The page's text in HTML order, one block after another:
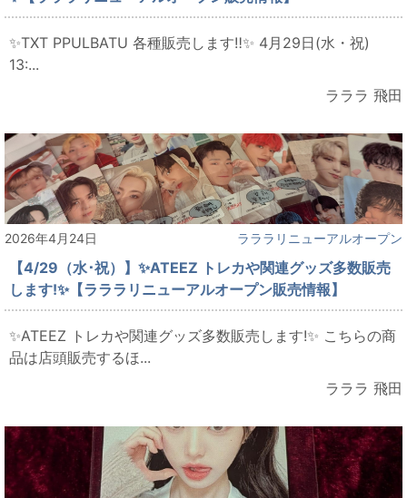
✨TXT PPULBATU 各種販売します‼✨ 4月29日(水・祝)
13:...
ラララ 飛田
2026年4月24日 ラララリニューアルオープン
【4/29（水･祝）】✨ATEEZ トレカや関連グッズ多数販売
します!✨【ラララリニューアルオープン販売情報】
✨ATEEZ トレカや関連グッズ多数販売します!✨ こちらの商
品は店頭販売するほ...
ラララ 飛田